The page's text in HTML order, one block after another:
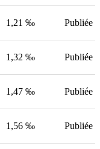
1,21 ‰ Publiée
1,32 ‰ Publiée
1,47 ‰ Publiée
1,56 ‰ Publiée